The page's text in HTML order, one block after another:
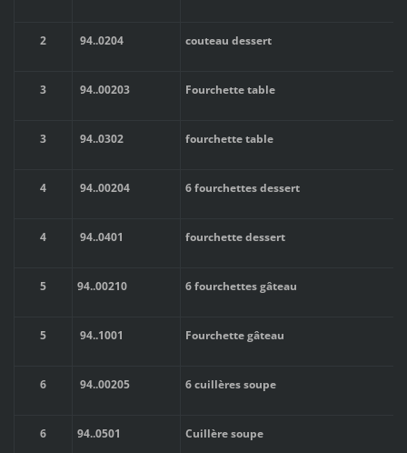
2 94..0204 couteau dessert
3 94..00203 Fourchette table
3 94..0302 fourchette table
4 94..00204 6 fourchettes dessert
4 94..0401 fourchette dessert
5 94..00210 6 fourchettes gâteau
5 94..1001 Fourchette gâteau
6 94..00205 6 cuillères soupe
6 94..0501 Cuillère soupe